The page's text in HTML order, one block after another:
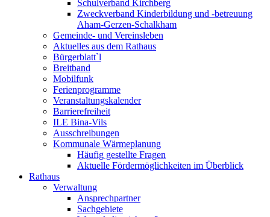
Schulverband Kirchberg
Zweckverband Kinderbildung und -betreuung
Aham-Gerzen-Schalkham
Gemeinde- und Vereinsleben
Aktuelles aus dem Rathaus
Bürgerblatt`l
Breitband
Mobilfunk
Ferienprogramme
Veranstaltungskalender
Barrierefreiheit
ILE Bina-Vils
Ausschreibungen
Kommunale Wärmeplanung
Häufig gestellte Fragen
Aktuelle Fördermöglichkeiten im Überblick
Rathaus
Verwaltung
Ansprechpartner
Sachgebiete